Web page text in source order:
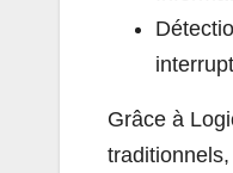
Grâce à